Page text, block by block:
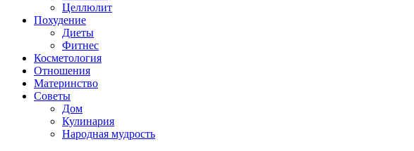
Целлюлит
Похудение
Диеты
Фитнес
Косметология
Отношения
Материнство
Советы
Дом
Кулинария
Народная мудрость